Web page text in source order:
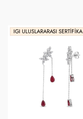
IGI ULUSLARARASI SERTIFIKA